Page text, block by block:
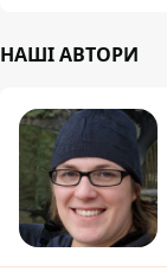
НАШІ АВТОРИ